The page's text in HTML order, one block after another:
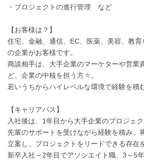
・プロジェクトの進行管理 など
【お客様は？】
住宅、金融、通信、EC、医薬、美容、教
の企業がお客様です。
商談相手は、大手企業のマーケターや営業
ど、企業の中核を担う方々。
若いうちからハイレベルな環境で経験を積
【キャリアパス】
入社後は、1年目から大手企業のプロジェク
先輩のサポートを受けながら経験を積み、
立案し、プロジェクトをリードできる存在
新卒入社～2年目でアソシエイト職、3～5